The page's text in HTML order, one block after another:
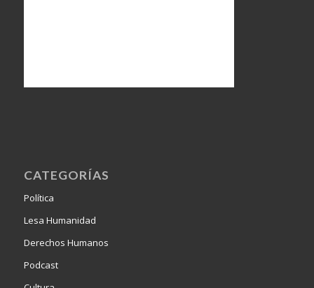
CATEGORÍAS
Política
Lesa Humanidad
Derechos Humanos
Podcast